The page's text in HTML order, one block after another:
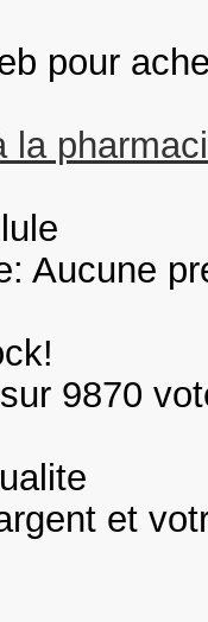
pour
la
Aucune
9870
et